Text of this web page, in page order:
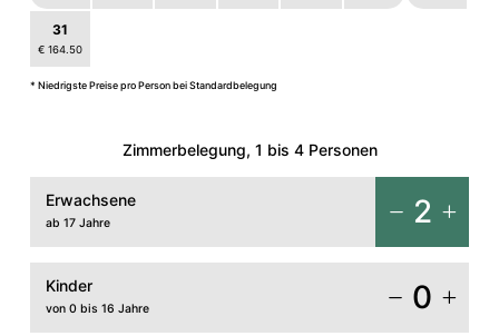
31
€ 164.50
* Niedrigste Preise pro Person bei Standardbelegung
Zimmerbelegung, 1 bis 4 Personen
Erwachsene
ab 17 Jahre 2
Kinder
von 0 bis 16 Jahre 0